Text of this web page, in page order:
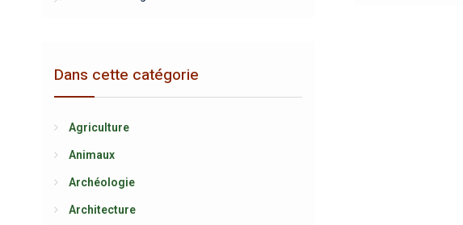
Dans cette catégorie
Agriculture
Animaux
Archéologie
Architecture